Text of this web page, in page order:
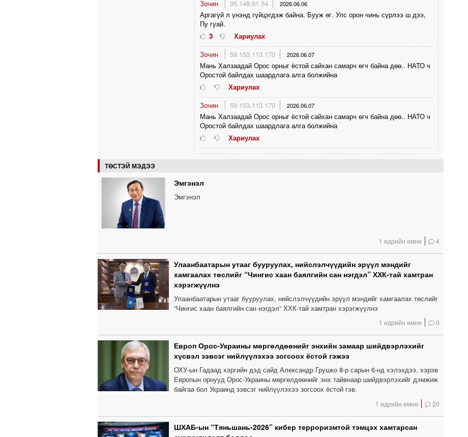
Зочин
95.148.81.54 2026.06.06
Аргагүй л үнэнд гүйцэгдэж байна. Бууж өг. Улс орон чинь сүрлээ ш дээ,
Пу гуай.
3
Хариулах
Зочин
59.153.113.170 2026.06.07
Мань Халзаадай Орос орныг ёстой сайхан самарч өгч байна дөө.. НАТО ч
Оростой байлдах шаардлага алга болжийна
Хариулах
Зочин
59.153.113.170 2026.06.07
Мань Халзаадай Орос орныг ёстой сайхан самарч өгч байна дөө.. НАТО ч
Оростой байлдах шаардлага алга болжийна
Хариулах
ТӨСТЭЙ МЭДЭЭ
Эмгэнэл
Эмгэнэл
1 өдрийн өмнө 4
Улаанбаатарын утааг бууруулах, нийслэлчүүдийн эрүүл мэндийг
хамгаалах төслийг “Чингис хаан баялгийн сан нэгдэл” ХХК-тай хамтран
хэрэгжүүлнэ
Улаанбаатарын утааг бууруулах, нийслэлчүүдийн эрүүл мэндийг хамгаалах төслийг
“Чингис хаан баялгийн сан нэгдэл” ХХК-тай хамтран хэрэгжүүлнэ
1 өдрийн өмнө 0
Европ Орос-Украины мөргөлдөөнийг энхийн замаар шийдвэрлэхийг
хүсвэл зэвсэг нийлүүлэхээ зогсоох ёстой гэжээ
ОХУ-ын Гадаад хэргийн дэд сайд Александр Грушко 8-р сарын 6-нд хэлэхдээ, хэрэв
Европын орнууд Орос-Украины мөргөлдөөнийг энх тайвнаар шийдвэрлэхийг дэмжиж
байгаа бол Украинд зэвсэг нийлүүлэхээ зогсоох ёстой гэв.
1 өдрийн өмнө 20
ШХАБ-ын “Тяньшань-2026” кибер терроризмтой тэмцэх хамтарсан